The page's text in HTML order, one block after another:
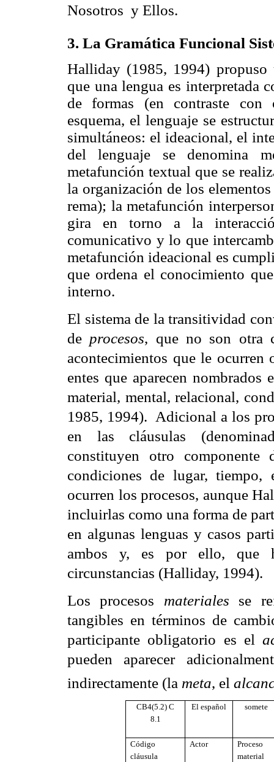
Nosotros y Ellos.
3. La Gramática Funcional
Halliday (1985, 1994)
que una lengua es interpretada
de formas (en contraste con
esquema, el lenguaje se
simultáneos: el ideacional, el
del lenguaje se denomina
metafunción textual que se
la organización de los
rema); la metafunción
gira en torno a la
comunicativo y lo que
metafunción ideacional es
que ordena el conocimiento
interno.
El sistema de la transitividad
de procesos, que no son otra
acontecimientos que le ocurren
entes que aparecen
material, mental, relacional,
1985, 1994). Adicional a los
en las cláusulas
constituyen otro
condiciones de lugar, tiempo,
ocurren los procesos, aunque
incluirlas como una forma de
en algunas lenguas y casos
ambos y, es por ello, que
circunstancias (Halliday, 1994).
Los procesos materiales se
tangibles en términos de
participante obligatorio es el
pueden aparecer
indirectamente (la meta, el
CB4(5.2) C
8.1
El español somete
Código
cláusula
Actor
Proceso
material